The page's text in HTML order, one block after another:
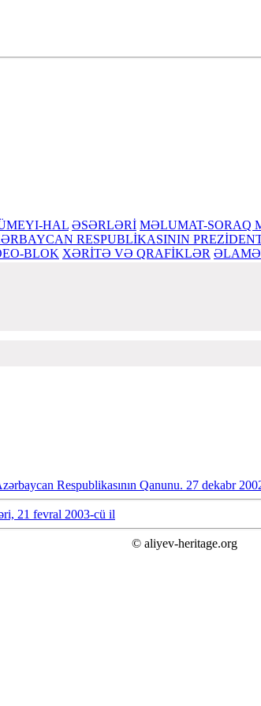
HAL ƏSƏRLƏRİ MƏLUMAT-SORAQ
RESPUBLİKASININ
BLOK XƏRİTƏ VƏ QRAFİKLƏR
Respublikasının Qanunu. 27 dekabr
21 fevral 2003-cü il
© aliyev-heritage.org